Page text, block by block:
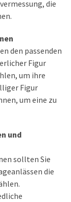
die
den passenden
Figur
um ihre
Figur
um eine zu
und
sollten Sie
die